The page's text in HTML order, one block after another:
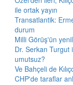
ile ortak yayın
Transatlantik:
durum
Milli Görüş'ün
Dr. Serkan Turgut
umutsuz?
Ve Bahçeli de
CHP'de taraflar